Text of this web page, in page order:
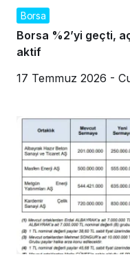
Borsa
Borsa %2’yi geçti,
aktif
17 Temmuz 2026 -